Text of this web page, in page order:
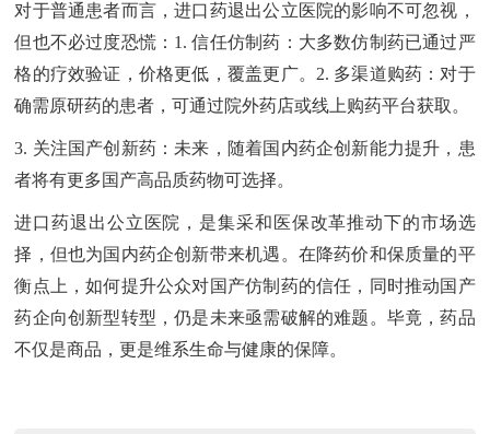
对于普通患者而言，进口药退出公立医院的影响不可忽视，
但也不必过度恐慌：1. 信任仿制药：大多数仿制药已通过严
格的疗效验证，价格更低，覆盖更广。2. 多渠道购药：对于
确需原研药的患者，可通过院外药店或线上购药平台获取。
3. 关注国产创新药：未来，随着国内药企创新能力提升，患
者将有更多国产高品质药物可选择。
进口药退出公立医院，是集采和医保改革推动下的市场选
择，但也为国内药企创新带来机遇。在降药价和保质量的平
衡点上，如何提升公众对国产仿制药的信任，同时推动国产
药企向创新型转型，仍是未来亟需破解的难题。毕竟，药品
不仅是商品，更是维系生命与健康的保障。